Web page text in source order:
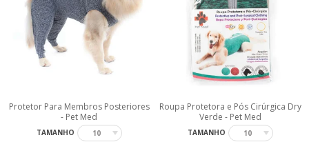
Protetor Para Membros Posteriores
- Pet Med
TAMANHO 10
Roupa Protetora e Pós Cirúrgica Dry
Verde - Pet Med
TAMANHO 10